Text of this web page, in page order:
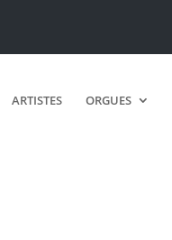
ARTISTES ORGUES